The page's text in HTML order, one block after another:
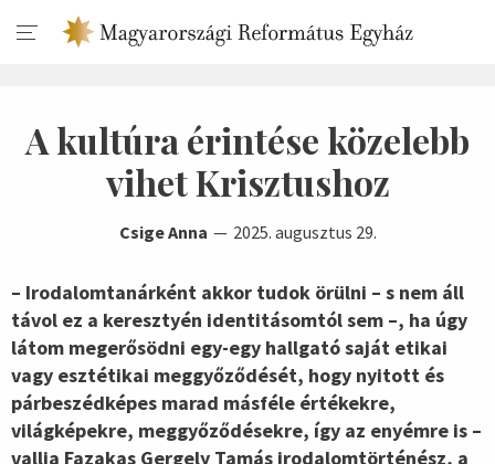
A kultúra érintése közelebb
vihet Krisztushoz
Csige Anna 2025. augusztus 29.
– Irodalomtanárként akkor tudok örülni – s nem áll
távol ez a keresztyén identitásomtól sem –, ha úgy
látom megerősödni egy-egy hallgató saját etikai
vagy esztétikai meggyőződését, hogy nyitott és
párbeszédképes marad másféle értékekre,
világképekre, meggyőződésekre, így az enyémre is –
vallja Fazakas Gergely Tamás irodalomtörténész, a